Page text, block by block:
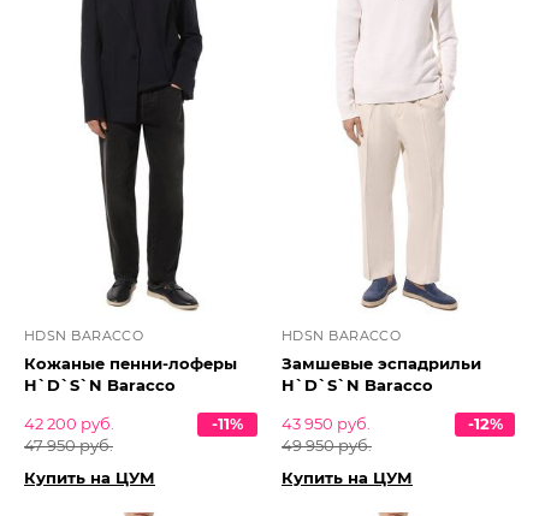
HDSN BARACCO
Кожаные пенни-лоферы
H`D`S`N Baracco
42 200 руб.
47 950 руб.
-11%
Купить на ЦУМ
HDSN BARACCO
Замшевые эспадрильи
H`D`S`N Baracco
43 950 руб.
49 950 руб.
-12%
Купить на ЦУМ